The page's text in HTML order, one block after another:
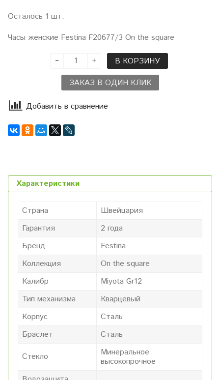
Осталось 1 шт.
Часы женские Festina F20677/3 On the square
В КОРЗИНУ
ЗАКАЗ В ОДИН КЛИК
Добавить в сравнение
Характеристики
Страна
Швейцария
Гарантия
2 года
Бренд
Festina
Коллекция
On the square
Калибр
Miyota Gr12
Тип механизма
Кварцевый
Корпус
Сталь
Браслет
Сталь
Стекло
Минеральное
высокопрочное